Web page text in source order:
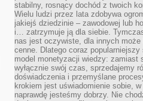
stabilny, rosnący dochód z twoich
Wielu ludzi przez lata zdobywa
jakiejś dziedzinie – zawodowej lub
i… zatrzymuje ją dla siebie.
nas jest oczywiste, dla innych
cenne. Dlatego coraz popularniejszy
model monetyzacji wiedzy: zamiast
wyłącznie swój czas, sprzedajemy
doświadczenia i przemyślane
krokiem jest uświadomienie sobie,
naprawdę jesteśmy dobrzy. Nie